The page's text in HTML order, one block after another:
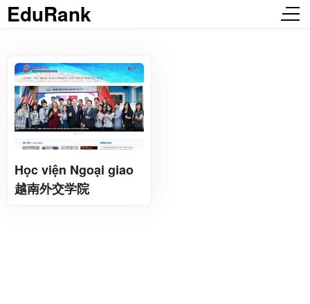
EduRank
Học viện Ngoại giao
越南外交学院